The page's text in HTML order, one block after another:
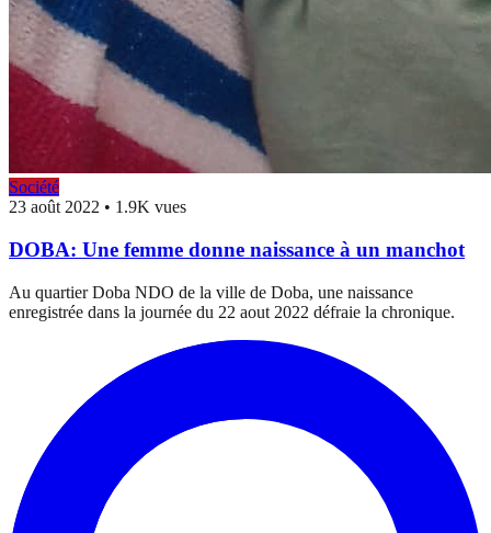
Société
23 août 2022 • 1.9K vues
DOBA: Une femme donne naissance à un manchot
Au quartier Doba NDO de la ville de Doba, une naissance
enregistrée dans la journée du 22 aout 2022 défraie la chronique.